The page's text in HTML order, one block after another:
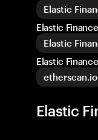
Elastic
Elastic
Elastic
Elastic
etherscan.io
Elastic